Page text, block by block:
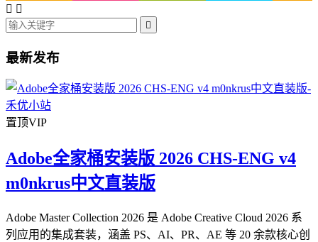
 

最新发布
置顶VIP
Adobe全家桶安装版 2026 CHS-ENG v4
m0nkrus中文直装版
Adobe Master Collection 2026 是 Adobe Creative Cloud 2026 系
列应用的集成套装，涵盖 PS、AI、PR、AE 等 20 余款核心创